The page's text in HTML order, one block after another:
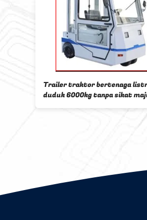
4000 KG Electric Towing Tractor
Total Panjang 2020mm Sertifikasi CE